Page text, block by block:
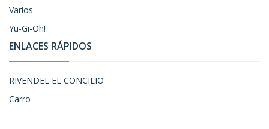
Varios
Yu-Gi-Oh!
ENLACES RÁPIDOS
RIVENDEL EL CONCILIO
Carro